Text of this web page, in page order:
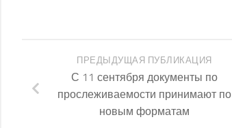
ПРЕДЫДУЩАЯ ПУБЛИКАЦИЯ
С 11 сентября документы по
прослеживаемости принимают по
новым форматам